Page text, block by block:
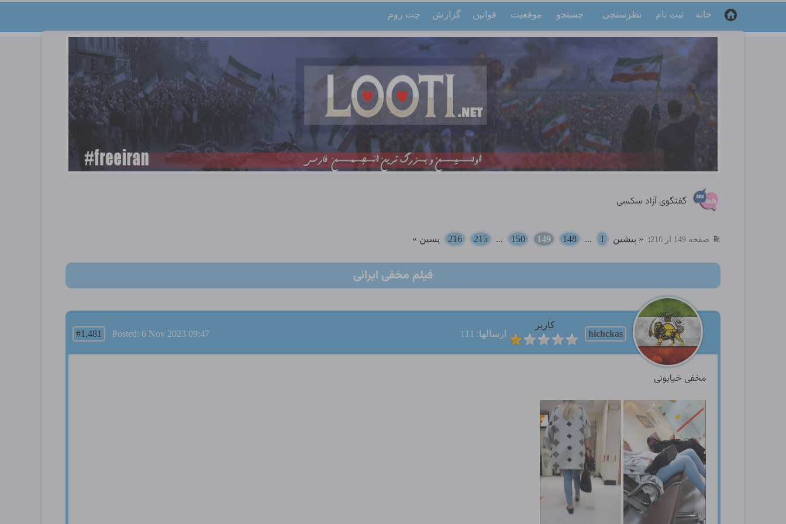
خانه ثبت نام نظرسنجی جستجو موقعیت قوانین گزارش چت روم
گفتگوی آزاد سکسی
صفحه 149 از 216 : « پیشین 1
...
148
149
150
...
215
216 پسین »
فیلم مخفی ایرانی
hichckas
کاربر
ارسالها: 111
#1,481 Posted: 6 Nov 2023 09:47
مخفی خیابونی